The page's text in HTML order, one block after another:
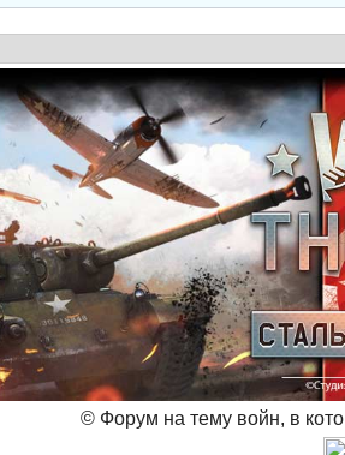
© Форум на тему войн, в